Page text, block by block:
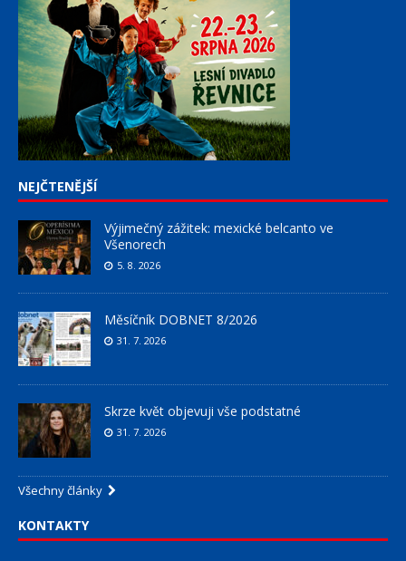
NEJČTENĚJŠÍ
Výjimečný zážitek: mexické belcanto ve
Všenorech
5. 8. 2026
Měsíčník DOBNET 8/2026
31. 7. 2026
Skrze květ objevuji vše podstatné
31. 7. 2026
Všechny články
KONTAKTY